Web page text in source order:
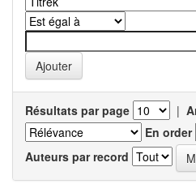
Résultats par page |
En order
Auteurs par record